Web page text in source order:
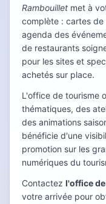
Rambouillet met à
complète : cartes
agenda des
de restaurants
pour les sites et
achetés sur place.
L'office de tourisme
thématiques, des
des animations
bénéficie d'une
promotion sur les
numériques du
Contactez l'office
votre arrivée pour